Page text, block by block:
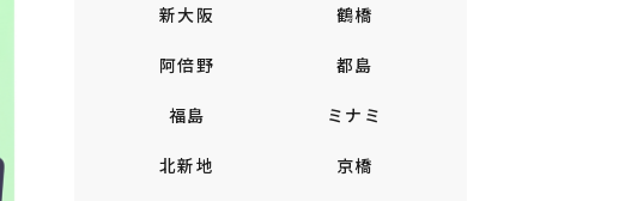
新大阪 鶴橋
阿倍野 都島
福島 ミナミ
北新地 京橋